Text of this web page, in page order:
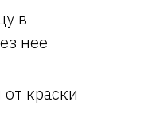
в
нее
краски